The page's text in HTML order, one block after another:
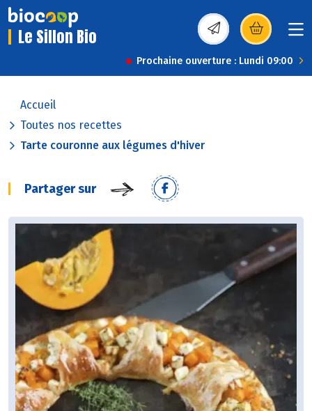
Le Sillon Bio (s’ouvre dans une
Prochaine ouverture : Lundi 09:00
Accueil
Toutes nos recettes
Tarte couronne aux légumes d'hiver
Partager sur